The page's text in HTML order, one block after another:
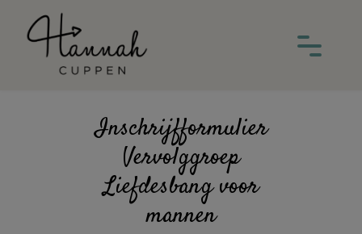
Inschrijfformulier
Vervolggroep
Liefdesbang voor
mannen